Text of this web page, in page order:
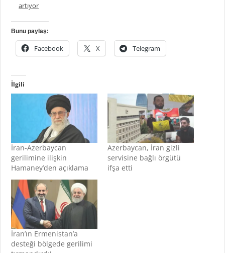
artıyor
Bunu paylaş:
Facebook X Telegram
İlgili
İran-Azerbaycan
gerilimine ilişkin
Hamaney’den açıklama
Azerbaycan, İran gizli
servisine bağlı örgütü
ifşa etti
İran’ın Ermenistan’a
desteği bölgede gerilimi